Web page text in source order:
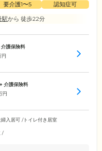
要介護1〜5
認知症可
駅から 徒歩22分
護保険料
円
介護保険料
円
入居可 /トイレ付き居室
/